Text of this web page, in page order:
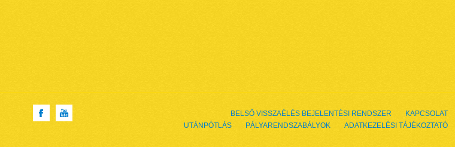
BELSŐ VISSZAÉLÉS BEJELENTÉSI RENDSZER
KAPCSOLAT
UTÁNPÓTLÁS
PÁLYARENDSZABÁLYOK ADATKEZELÉSI TÁJÉKOZTATÓ